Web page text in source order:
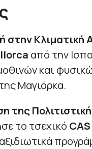
στην Κλιματική
από την
και
Μαγιόρκα.
της
το τσεχικό